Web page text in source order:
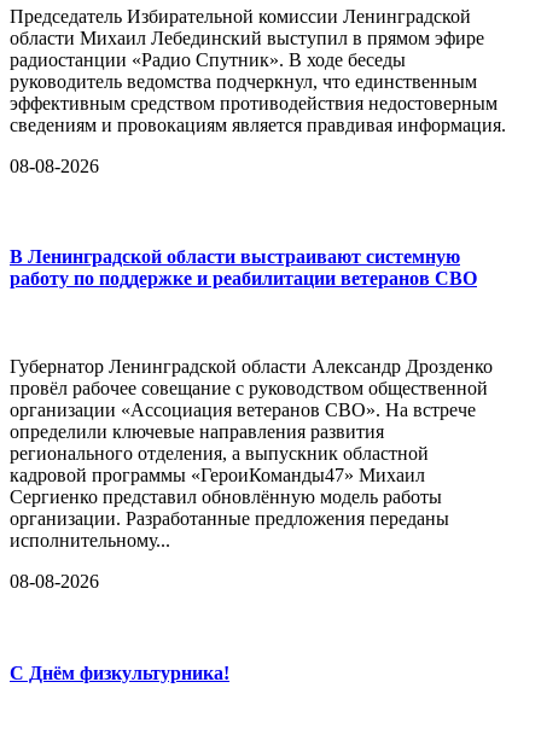
Председатель Избирательной комиссии Ленинградской
области Михаил Лебединский выступил в прямом эфире
радиостанции «Радио Спутник». В ходе беседы
руководитель ведомства подчеркнул, что единственным
эффективным средством противодействия недостоверным
сведениям и провокациям является правдивая информация.
08-08-2026
В Ленинградской области выстраивают системную
работу по поддержке и реабилитации ветеранов СВО
Губернатор Ленинградской области Александр Дрозденко
провёл рабочее совещание с руководством общественной
организации «Ассоциация ветеранов СВО». На встрече
определили ключевые направления развития
регионального отделения, а выпускник областной
кадровой программы «ГероиКоманды47» Михаил
Сергиенко представил обновлённую модель работы
организации. Разработанные предложения переданы
исполнительному...
08-08-2026
С Днём физкультурника!